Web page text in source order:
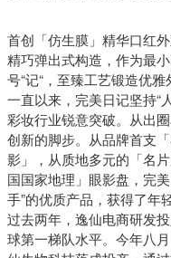
首创「仿生膜」精华口红
精巧弹出式构造，作为最
号“记“，至臻工艺锻造优
一直以来，完美日记坚持“
彩妆行业锐意突破。从出
创新的脚步。从品牌首支
影」，从质地多元的「名
国国家地理」眼影盘，完
手”的优质产品，获得了年
过去两年，逸仙电商研发
球第一梯队水平。今年八